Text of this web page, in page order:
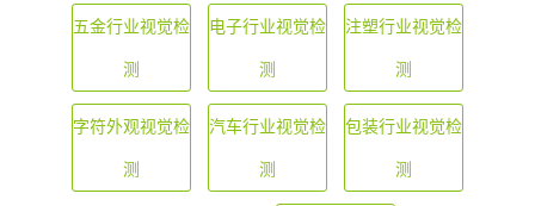
五金行业视觉检
测
电子行业视觉检
测
注塑行业视觉检
测
字符外观视觉检
测
汽车行业视觉检
测
包装行业视觉检
测